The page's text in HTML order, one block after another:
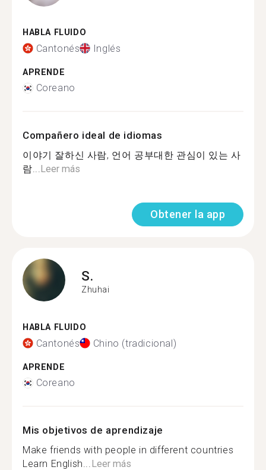
HABLA FLUIDO
Cantonés Inglés
APRENDE
Coreano
Compañero ideal de idiomas
이야기 잘하신 사람, 언어 공부대한 관심이 있는 사
람...Leer más
Obtener la app
S.
Zhuhai
HABLA FLUIDO
Cantonés Chino (tradicional)
APRENDE
Coreano
Mis objetivos de aprendizaje
Make friends with people in different countries
Learn English...Leer más